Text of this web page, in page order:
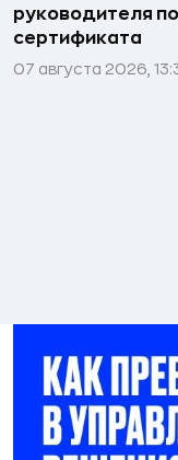
руководителя
сертификата
07 августа 2026,